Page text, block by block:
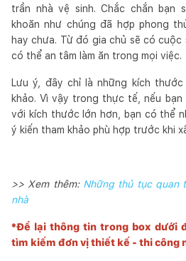
trần nhà vệ sinh. Chắc chắn bạn
khoăn như chúng đã hợp phong
hay chưa. Từ đó gia chủ sẽ có
có thể an tâm làm ăn trong mọi việc.
Lưu ý, đây chỉ là những kích
khảo. Vì vậy trong thực tế, nếu bạn
với kích thước lớn hơn, bạn có thể
ý kiến tham khảo phù hợp trước khi
>> Xem thêm: Những thủ tục quan
nhà
*Để lại thông tin trong box dưới
tìm kiếm đơn vị thiết kế - thi công